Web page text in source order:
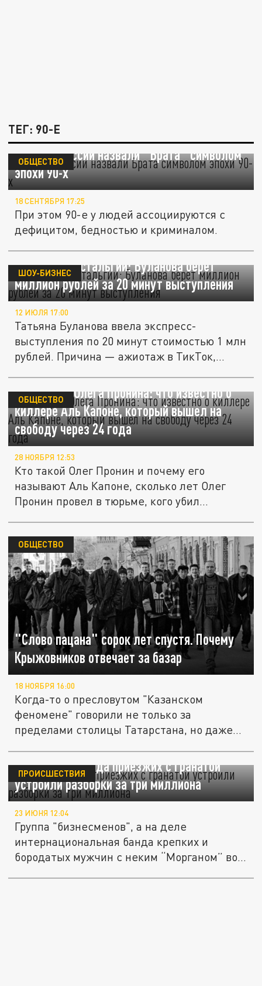
ТЕГ: 90-Е
Жители России назвали "Брата" символом
эпохи 90-х
ОБЩЕСТВО
18 СЕНТЯБРЯ 17:25
При этом 90-е у людей ассоциируются с
дефицитом, бедностью и криминалом.
Бизнес на ностальгии: Буланова берет
миллион рублей за 20 минут выступления
ШОУ-БИЗНЕС
12 ИЮЛЯ 17:00
Татьяна Буланова ввела экспресс-
выступления по 20 минут стоимостью 1 млн
рублей. Причина — ажиотаж в ТикТок,...
Биография Олега Пронина: что известно о
киллере Аль Капоне, который вышел на
свободу через 24 года
ОБЩЕСТВО
28 НОЯБРЯ 12:53
Кто такой Олег Пронин и почему его
называют Аль Капоне, сколько лет Олег
Пронин провел в тюрьме, кого убил...
"Слово пацана" сорок лет спустя. Почему
Крыжовников отвечает за базар
ОБЩЕСТВО
18 НОЯБРЯ 16:00
Когда-то о пресловутом "Казанском
феномене" говорили не только за
пределами столицы Татарстана, но даже
"Морган" и банда приезжих с гранатой
устроили разборки за три миллиона
ПРОИСШЕСТВИЯ
23 ИЮНЯ 12:04
Группа "бизнесменов", а на деле
интернациональная банда крепких и
бородатых мужчин с неким “Морганом” во...